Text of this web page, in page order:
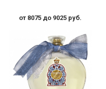
от 8075 до 9025 руб.